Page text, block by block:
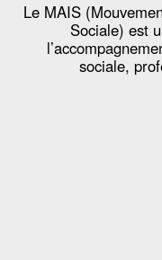
Le MAIS
Sociale) est
sociale,